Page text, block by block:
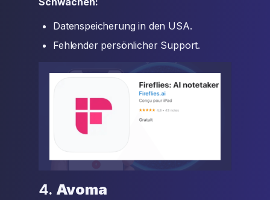
Datenspeicherung in den USA.
Fehlender persönlicher Support.
4. Avoma